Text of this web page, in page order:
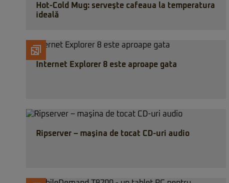
Hot-Cold Mug: serveşte cafeaua la temperatura
ideală
Internet Explorer 8 este aproape gata
Ripserver – maşina de tocat CD-uri audio